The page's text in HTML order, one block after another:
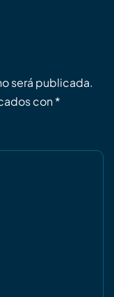
será publicada.
con*